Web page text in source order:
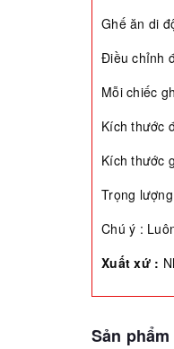
Ghế ăn di
Điều chỉnh
Mỗi chiếc
Kích thước
Kích thước
Trọng
Chú ý :
Xuất xứ :
Sản